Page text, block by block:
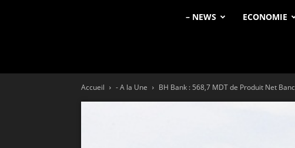
– NEWS ECONOMIE
Accueil - A la Une BH Bank : 568,7 MDT de Produit Net